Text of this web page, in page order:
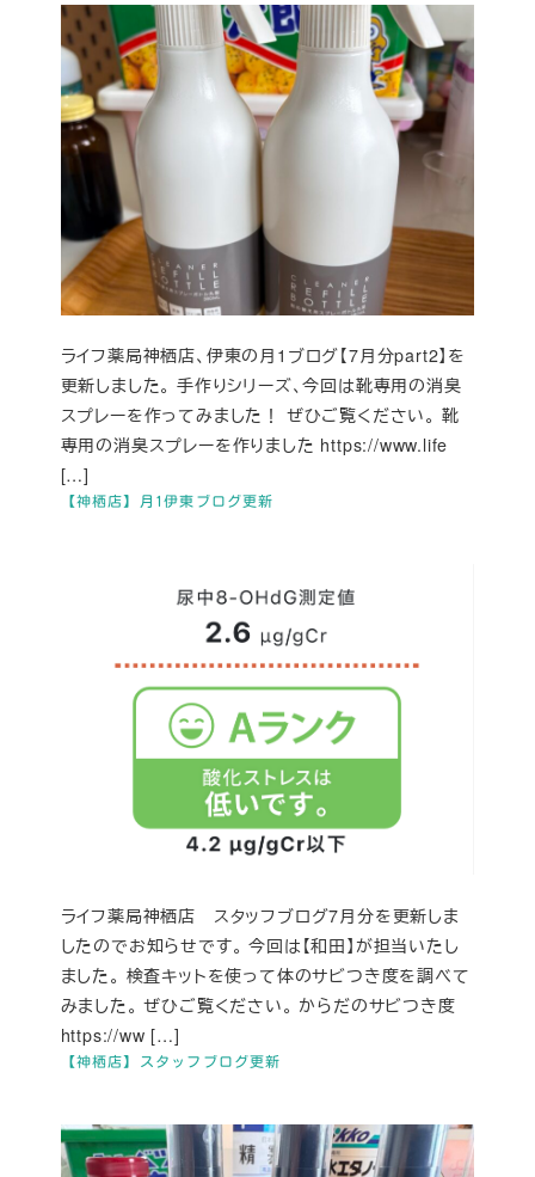
【神栖店】月1伊東ブログ更新
ライフ薬局神栖店、伊東の月1ブログ【7月分part2】を
更新しました。 手作りシリーズ、今回は靴専用の消臭
スプレーを作ってみました！ ぜひご覧ください。 靴
専用の消臭スプレーを作りました https://www.life
[…]
【神栖店】スタッフブログ更新
ライフ薬局神栖店 スタッフブログ7月分を更新しま
したのでお知らせです。 今回は【和田】が担当いたし
ました。 検査キットを使って体のサビつき度を調べて
みました。 ぜひご覧ください。 からだのサビつき度
https://ww […]